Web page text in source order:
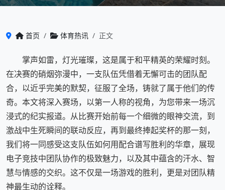
首页 体育热讯 正文
掌声如雷，灯光璀璨，这是属于和平精英的荣耀时刻。
在决赛的硝烟弥漫中，一支队伍凭借着无懈可击的团队配
合，以近乎完美的默契，征服了全场，铸就了属于他们的传
奇。本文将深入赛场，以第一人称的视角，为您带来一场沉
浸式的纪实报道。从比赛开始前每一个细微的眼神交流，到
激战中生死瞬间的联动反应，再到最终捧起奖杯的那一刻，
我们将一同感受这支队伍如何用配合谱写胜利的华章，展现
电子竞技中团队协作的极致魅力，以及其中蕴含的汗水、智
慧与情感的交织。这不仅是一场游戏的胜利，更是对团队精
神最生动的诠释。